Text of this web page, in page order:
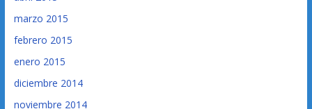
marzo 2015
febrero 2015
enero 2015
diciembre 2014
noviembre 2014